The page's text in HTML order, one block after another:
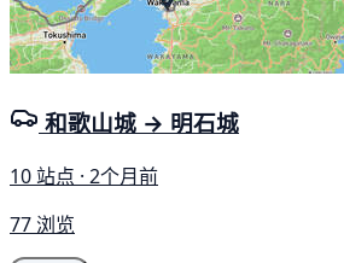
和歌山城 → 明石城
10 站点 · 2个月前
77 浏览